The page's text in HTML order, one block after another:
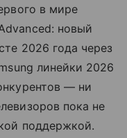
в мире
новый
2026 года через
линейки 2026
— ни
пока не
поддержкой.